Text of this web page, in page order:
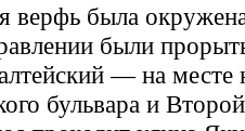
верфь была
были
— на месте
бульвара и